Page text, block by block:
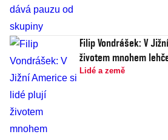
Filip Vondrášek: V
životem mnohem
Lidé a země